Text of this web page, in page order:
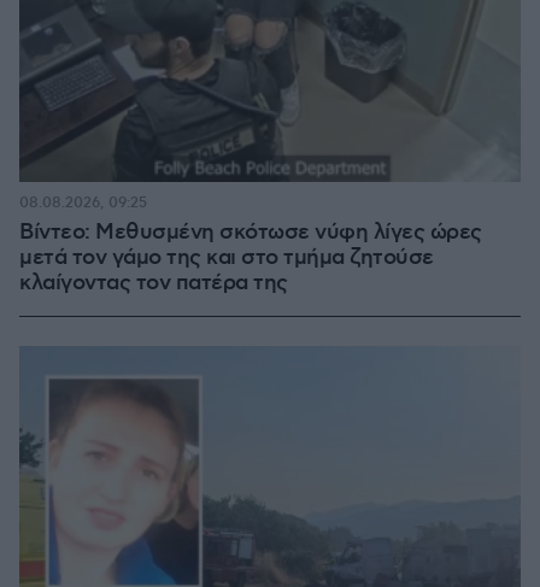
Βίντεο: Μεθυσμένη σκότωσε νύφη λίγες ώρες
μετά τον γάμο της και στο τμήμα ζητούσε
κλαίγοντας τον πατέρα της
08.08.2026, 09:25